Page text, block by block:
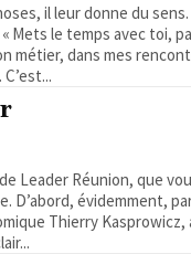
il leur donne du
Mets le temps avec toi,
métier, dans mes
Leader Réunion, que
D’abord, évidemment,
Thierry